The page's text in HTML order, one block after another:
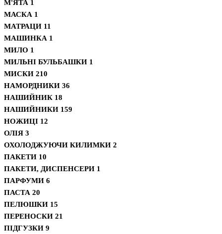
М'ЯТА 1
МАСКА 1
МАТРАЦИ 11
МАШИНКА 1
МИЛО 1
МИЛЬНІ БУЛЬБАШКИ 1
МИСКИ 210
НАМОРДНИКИ 36
НАШИЙНИК 18
НАШИЙНИКИ 159
НОЖИЦІ 12
ОЛІЯ 3
ОХОЛОДЖУЮЧИ КИЛИМКИ 2
ПАКЕТИ 10
ПАКЕТИ, ДИСПЕНСЕРИ 1
ПАРФУМИ 6
ПАСТА 20
ПЕЛЮШКИ 15
ПЕРЕНОСКИ 21
ПІДГУЗКИ 9